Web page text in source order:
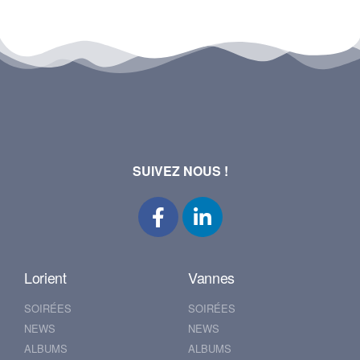
SUIVEZ NOUS !
Lorient
SOIRÉES
NEWS
ALBUMS
Vannes
SOIRÉES
NEWS
ALBUMS